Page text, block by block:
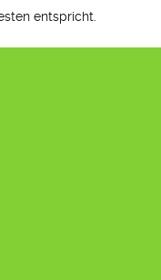
entspricht.